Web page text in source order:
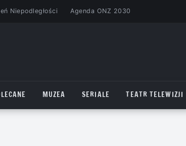
Niepodległości Agenda ONZ 2030
MUZEA SERIALE TEATR TELEWIZJI